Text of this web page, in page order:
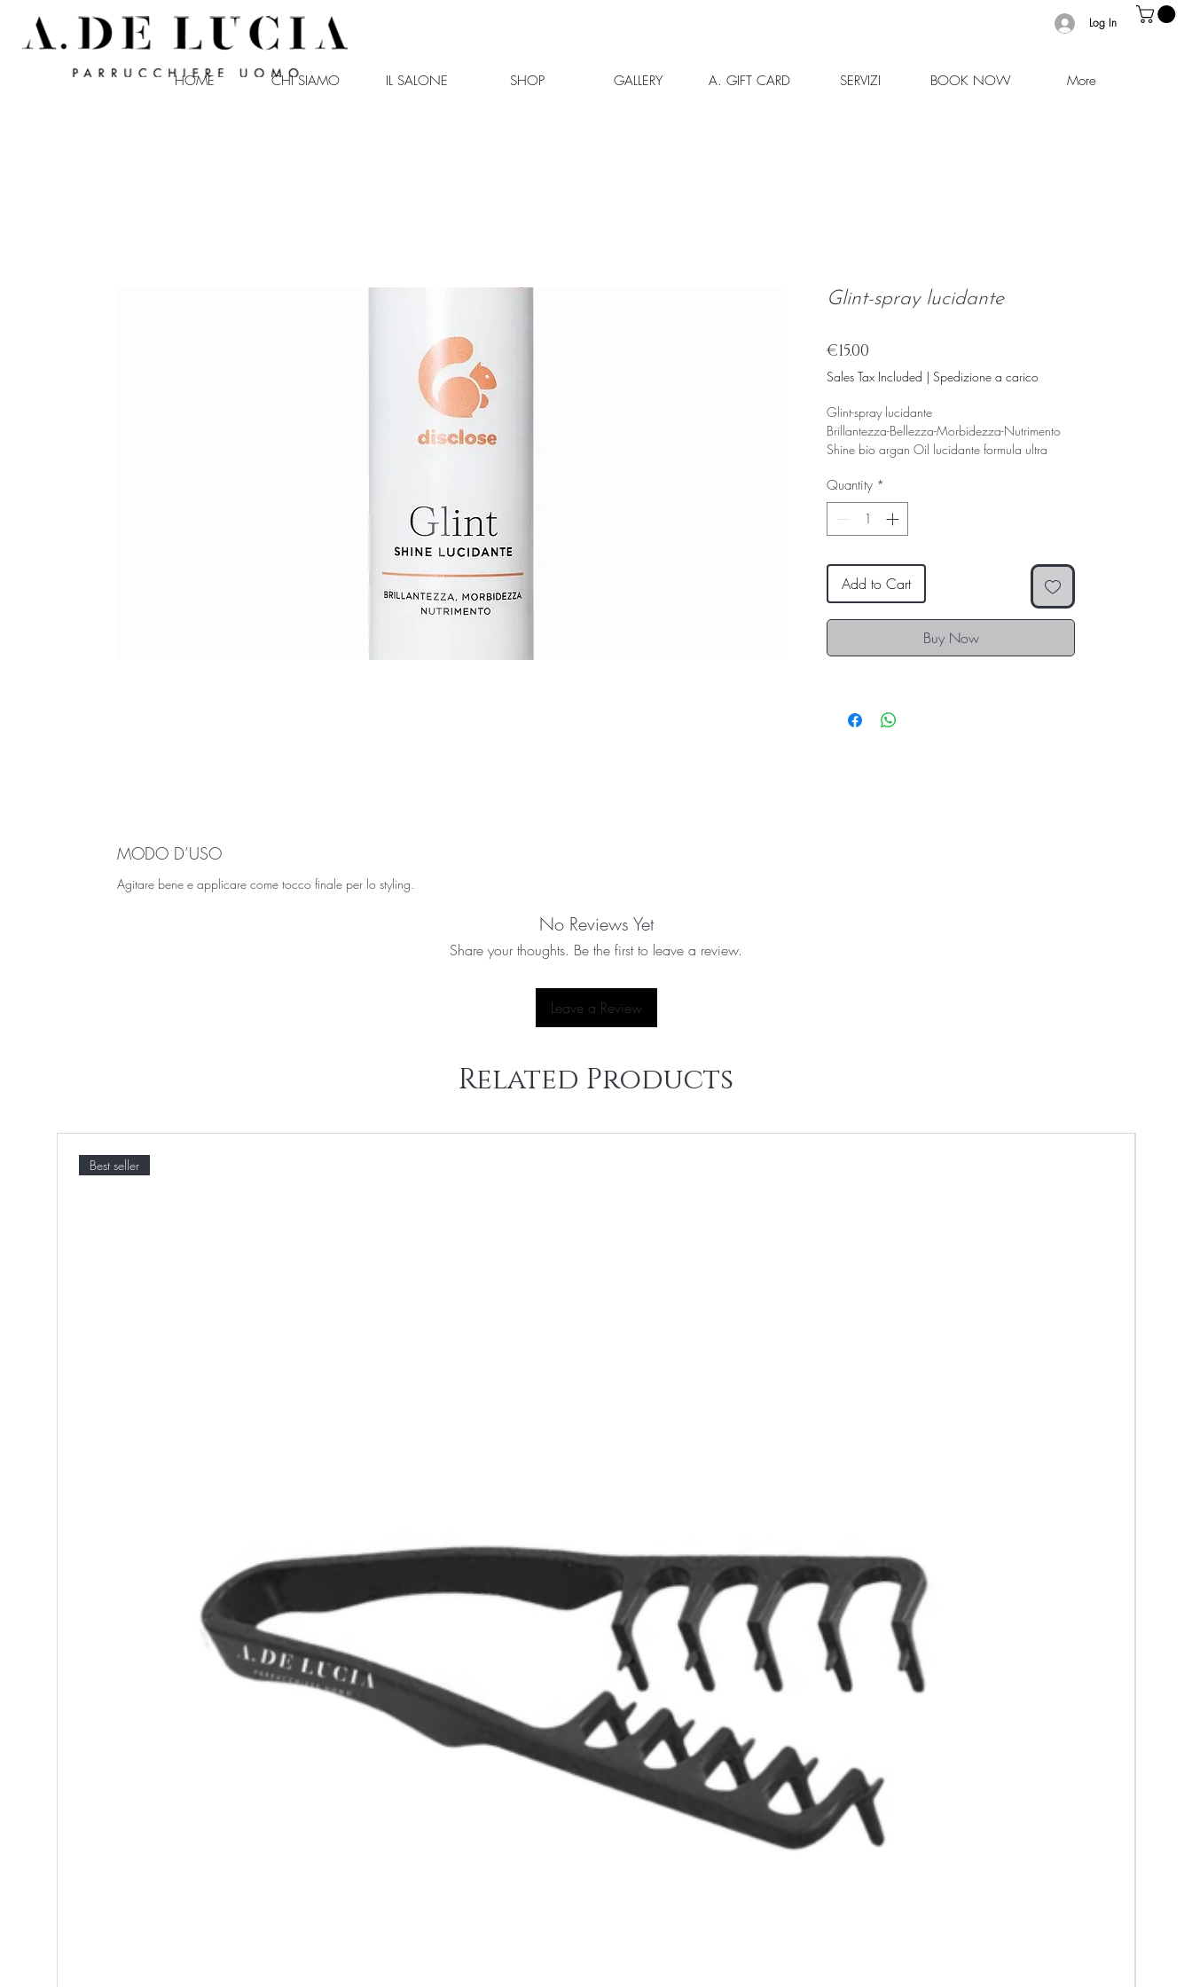
Log In
HOME CHI SIAMO IL SALONE SHOP GALLERY A. GIFT CARD SERVIZI BOOK NOW More
Glint-spray lucidante
€15.00
Sales Tax Included | Spedizione a carico
Glint-spray lucidante
Brillantezza-Bellezza-Morbidezza-Nutrimento
Shine bio argan Oil lucidante formula ultra
polimeri: lucida e nutre i capelli all’istante,
donando morbidezza e setosità senza
appesantire. Brillantezza immediata.
Quantity *
Add to Cart
Buy Now
MODO D’USO
Agitare bene e applicare come tocco finale per lo styling.
No Reviews Yet
Share your thoughts. Be the first to leave a review.
Leave a Review
Related Products
Best seller